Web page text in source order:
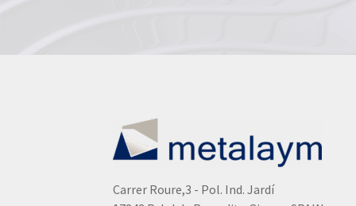
Carrer Roure,3 - Pol. Ind. Jardí